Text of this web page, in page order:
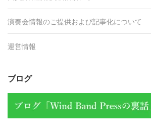
演奏会情報のご提供および記事化について
運営情報
ブログ